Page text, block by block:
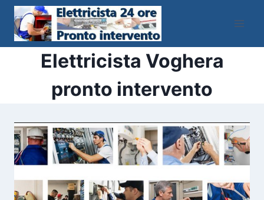
Salta
contenuto
Elettricista Voghera
pronto intervento